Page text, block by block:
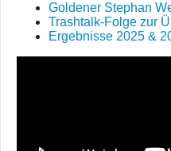
Goldener Stephan
Trashtalk-Folge zur
Ergebnisse 2025 &